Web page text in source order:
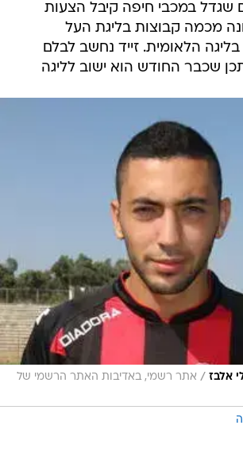
שגדל במכבי חיפה קיבל הצעות
מכמה קבוצות בליגת העל
הלאומית. זייד נחשב לבלם
שכבר החודש הוא ישוב לליגה
אלבז / אתר רשמי, באדיבות האתר הרשמי של